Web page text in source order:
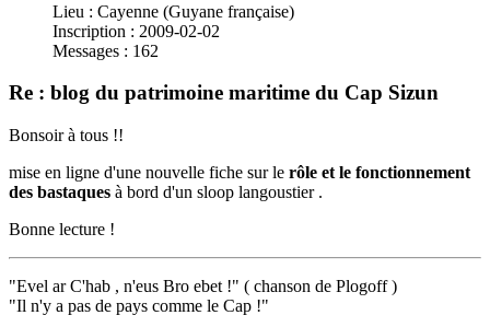
Lieu : Cayenne (Guyane française)
Inscription : 2009-02-02
Messages : 162
Re : blog du patrimoine maritime du Cap Sizun
Bonsoir à tous !!
mise en ligne d'une nouvelle fiche sur le rôle et le fonctionnement
des bastaques à bord d'un sloop langoustier .
Bonne lecture !
"Evel ar C'hab , n'eus Bro ebet !" ( chanson de Plogoff )
"Il n'y a pas de pays comme le Cap !"